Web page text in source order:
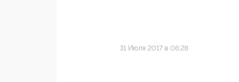
31 Июля 2017 в 06:28